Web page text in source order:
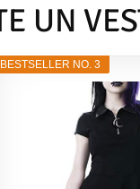
UN
BESTSELLER NO. 3